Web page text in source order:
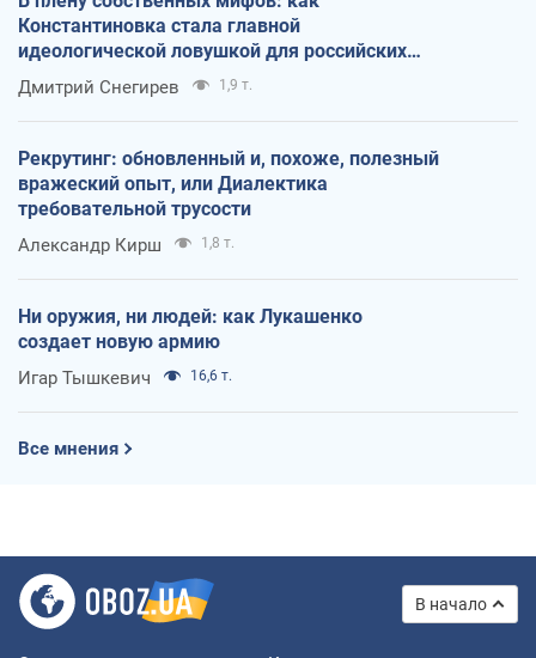
Константиновка стала главной
идеологической ловушкой для российских
оккупантов
Дмитрий Снегирев 1,9 т.
Рекрутинг: обновленный и, похоже, полезный
вражеский опыт, или Диалектика
требовательной трусости
Александр Кирш 1,8 т.
Ни оружия, ни людей: как Лукашенко
создает новую армию
Игар Тышкевич 16,6 т.
Все мнения
В начало